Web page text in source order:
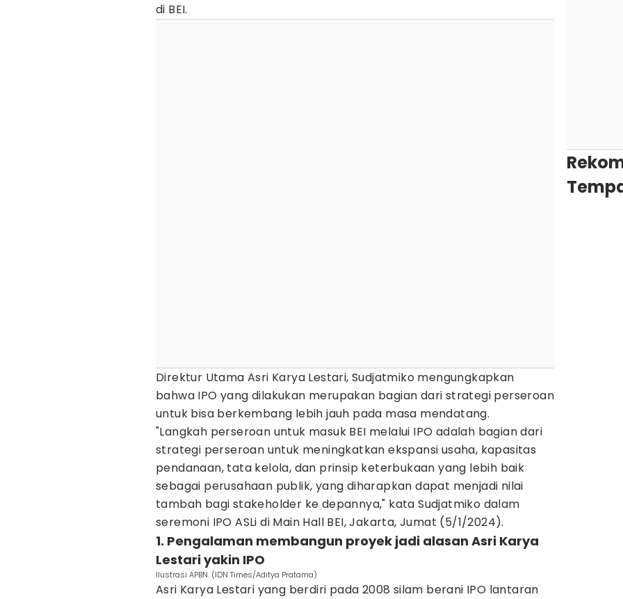
di BEI.
Direktur Utama Asri Karya Lestari, Sudjatmiko mengungkapkan
bahwa IPO yang dilakukan merupakan bagian dari strategi perseroan
untuk bisa berkembang lebih jauh pada masa mendatang.
"Langkah perseroan untuk masuk BEI melalui IPO adalah bagian dari
strategi perseroan untuk meningkatkan ekspansi usaha, kapasitas
pendanaan, tata kelola, dan prinsip keterbukaan yang lebih baik
sebagai perusahaan publik, yang diharapkan dapat menjadi nilai
tambah bagi stakeholder ke depannya," kata Sudjatmiko dalam
seremoni IPO ASLi di Main Hall BEI, Jakarta, Jumat (5/1/2024).
1. Pengalaman membangun proyek jadi alasan Asri Karya
Lestari yakin IPO
Ilustrasi APBN. (IDN Times/Aditya Pratama)
Asri Karya Lestari yang berdiri pada 2008 silam berani IPO lantaran